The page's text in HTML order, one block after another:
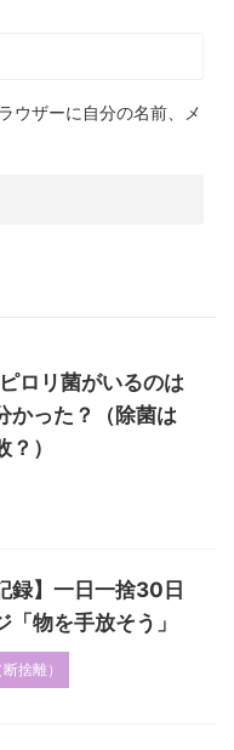
ウザーに自分の名前、メ
ロリ菌がいるのは
かった？（除菌は
）
録】一日一捨30日
「物を手放そう」
捨離）